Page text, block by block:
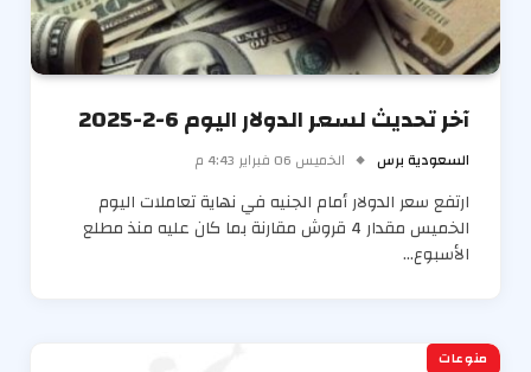
آخر تحديث لسعر الدولار اليوم 6-2-2025
السعودية برس الخميس 06 فبراير 4:43 م
ارتفع سعر الدولار أمام الجنيه في نهاية تعاملات اليوم
الخميس مقدار 4 قروش مقارنة بما كان عليه منذ مطلع
الأسبوع…
منوعات